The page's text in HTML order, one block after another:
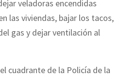
veladoras encendidas
las viviendas, bajar los tacos,
gas y dejar ventilación al
cuadrante de la Policía de la